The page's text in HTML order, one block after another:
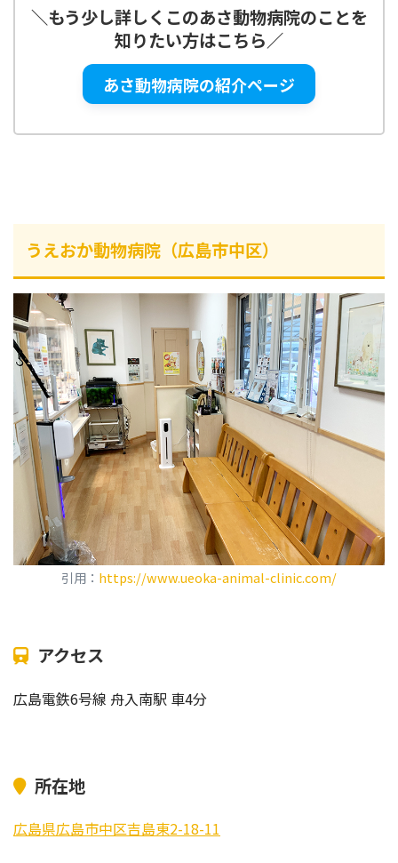
＼もう少し詳しくこのあさ動物病院のことを
知りたい方はこちら／
あさ動物病院の紹介ページ
うえおか動物病院（広島市中区）
引用： https://www.ueoka-animal-clinic.com/
アクセス
広島電鉄6号線 舟入南駅 車4分
所在地
広島県広島市中区吉島東2-18-11